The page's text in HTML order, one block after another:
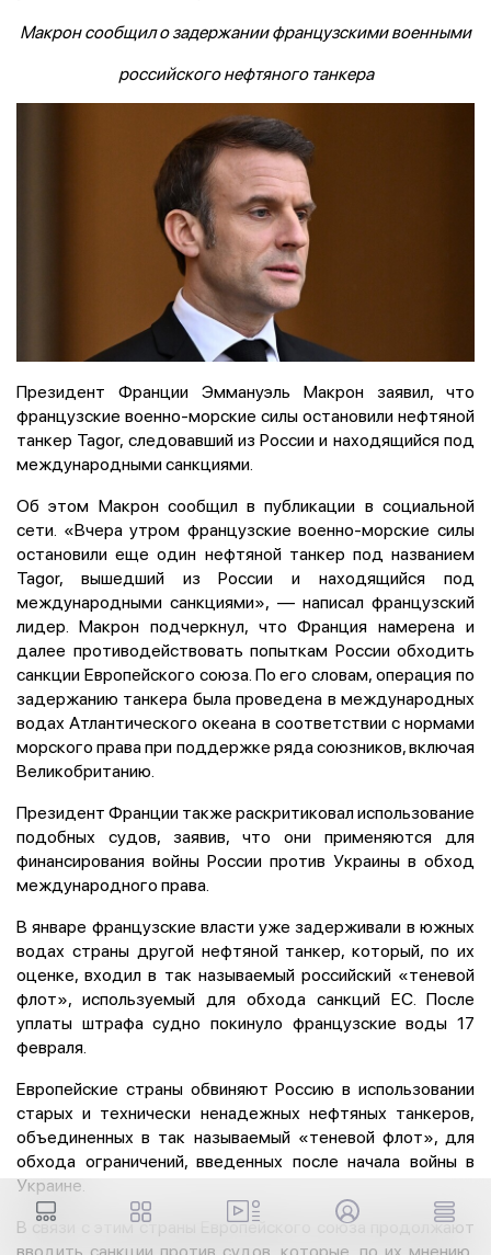
Макрон сообщил о задержании французскими военными
российского нефтяного танкера
Президент Франции Эммануэль Макрон заявил, что
французские военно-морские силы остановили нефтяной
танкер Tagor, следовавший из России и находящийся под
международными санкциями.
Об этом Макрон сообщил в публикации в социальной
сети. «Вчера утром французские военно-морские силы
остановили еще один нефтяной танкер под названием
Tagor, вышедший из России и находящийся под
международными санкциями», — написал французский
лидер. Макрон подчеркнул, что Франция намерена и
далее противодействовать попыткам России обходить
санкции Европейского союза. По его словам, операция по
задержанию танкера была проведена в международных
водах Атлантического океана в соответствии с нормами
морского права при поддержке ряда союзников, включая
Великобританию.
Президент Франции также раскритиковал использование
подобных судов, заявив, что они применяются для
финансирования войны России против Украины в обход
международного права.
В январе французские власти уже задерживали в южных
водах страны другой нефтяной танкер, который, по их
оценке, входил в так называемый российский «теневой
флот», используемый для обхода санкций ЕС. После
уплаты штрафа судно покинуло французские воды 17
февраля.
Европейские страны обвиняют Россию в использовании
старых и технически ненадежных нефтяных танкеров,
объединенных в так называемый «теневой флот», для
обхода ограничений, введенных после начала войны в
Украине.
В связи с этим страны Европейского союза продолжают
вводить санкции против судов, которые, по их мнению,